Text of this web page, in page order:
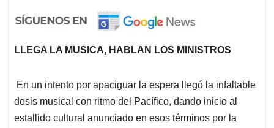
LLEGA LA MUSICA, HABLAN LOS MINISTROS
En un intento por apaciguar la espera llegó la infaltable
dosis musical con ritmo del Pacífico, dando inicio al
estallido cultural anunciado en esos términos por la